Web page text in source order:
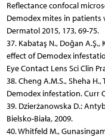
Reflectance confocal
Demodex mites in patients
Dermatol 2015, 173, 69-75.
37. Kabataş N., Doğan A.Ş.,
effect of Demodex
Eye Contact Lens Sci Clin
38. Cheng A.M.S., Sheha
Demodex infestation. Curr
39. Dzierżanowska D.:
Bielsko-Biała, 2009.
40. Whitfeld M.,